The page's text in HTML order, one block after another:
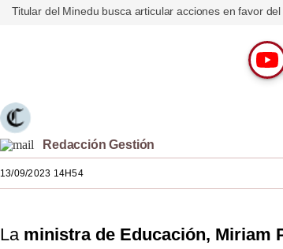
Titular del Minedu busca articular acciones en favor
Redacción Gestión
13/09/2023 14H54
La ministra de Educación, Miriam